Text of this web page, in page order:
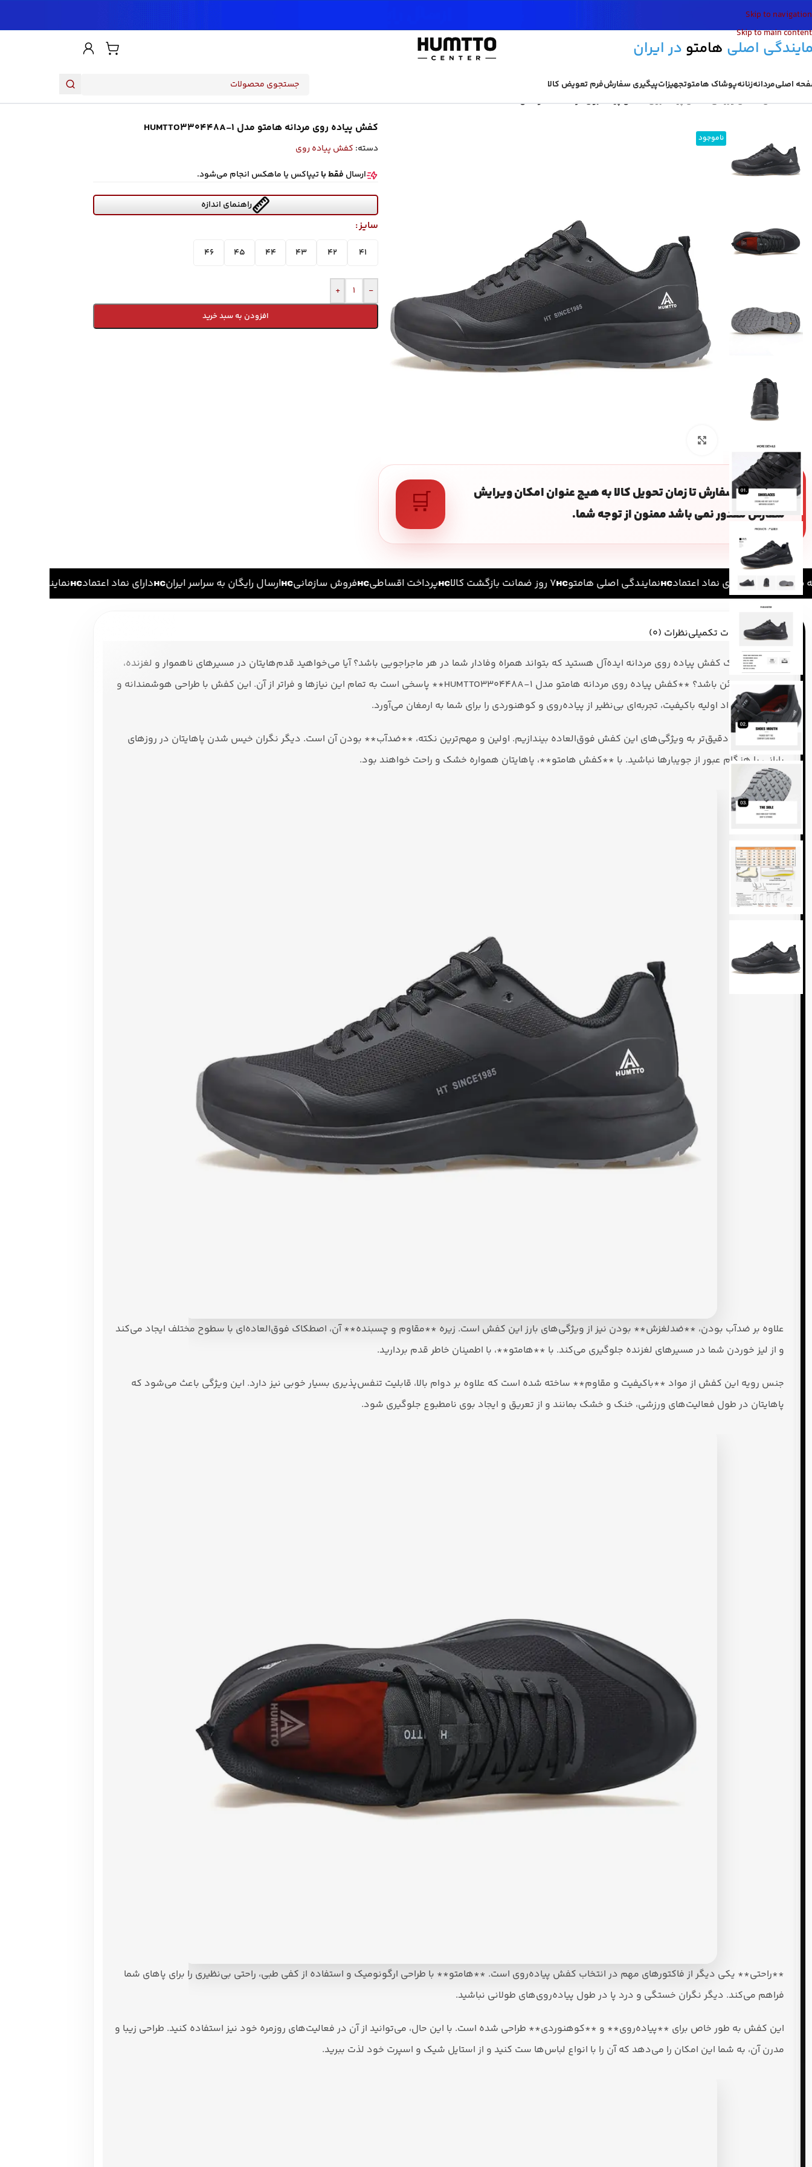
Skip to navigation
Skip to main content
اصلی هامتو در ایران
اصلیمردانهزنانهپوشاک هامتوتجهیزاتپیگیری سفارشفرم تعویض کالا
خانه/کفش/کفش ورزشی/کفش پیاده روی/کفش پیاده روی مردانه هامتو مدل HUMTTO330448A-1
ناموجود
بعد از ثبت سفارش تا زمان تحویل کالا به هیچ عنوان امکان ویرایش
سفارش مقدور نمی باشد ممنون از توجه شما.
🛒
کفش پیاده روی مردانه هامتو مدل HUMTTO330448A-1
دسته: کفش پیاده روی
ارسال فقط باتیپاکس یا ماهکس انجام می‌شود.
راهنمای اندازه
سایز
41
42
43
44
45
46
-
+
افزودن به سبد خرید
ایران دارای نماد اعتماد نمایندگی اصلی هامتو ۷ روز ضمانت بازگشت کالا پرداخت اقساطی فروش سازمانی ارسال رایگان به سراسر ایران دارای نماد اعتماد نمایندگی اصلی
توضیحاتتوضیحات تکمیلینظرات (0)
آیا به دنبال یک کفش پیاده روی مردانه ایده‌آل هستید که بتواند همراه وفادار شما در هر ماجراجویی باشد؟ آیا می‌خواهید قدم‌هایتان در مسیرهای ناهموار و لغزنده،
استوار و مطمئن باشد؟ **کفش پیاده روی مردانه هامتو مدل HUMTTO330448A-1** پاسخی است به تمام این نیازها و فراتر از آن. این کفش با طراحی هوشمندانه و
استفاده از مواد اولیه باکیفیت، تجربه‌ای بی‌نظیر از پیاده‌روی و کوهنوردی را برای شما به ارمغان می‌آورد.
بیایید نگاهی دقیق‌تر به ویژگی‌های این کفش فوق‌العاده بیندازیم. اولین و مهم‌ترین نکته، **ضدآب** بودن آن است. دیگر نگران خیس شدن پاهایتان در روزهای
بارانی یا هنگام عبور از جویبارها نباشید. با **کفش هامتو**، پاهایتان همواره خشک و راحت خواهند بود.
علاوه بر ضدآب بودن، **ضدلغزش** بودن نیز از ویژگی‌های بارز این کفش است. زیره **مقاوم و چسبنده** آن، اصطکاک فوق‌العاده‌ای با سطوح مختلف ایجاد می‌کند
و از لیز خوردن شما در مسیرهای لغزنده جلوگیری می‌کند. با **هامتو**، با اطمینان خاطر قدم بردارید.
جنس رویه این کفش از مواد **باکیفیت و مقاوم** ساخته شده است که علاوه بر دوام بالا، قابلیت تنفس‌پذیری بسیار خوبی نیز دارد. این ویژگی باعث می‌شود که
پاهایتان در طول فعالیت‌های ورزشی، خنک و خشک بمانند و از تعریق و ایجاد بوی نامطبوع جلوگیری شود.
**راحتی** یکی دیگر از فاکتورهای مهم در انتخاب کفش پیاده‌روی است. **هامتو** با طراحی ارگونومیک و استفاده از کفی طبی، راحتی بی‌نظیری را برای پاهای شما
فراهم می‌کند. دیگر نگران خستگی و درد پا در طول پیاده‌روی‌های طولانی نباشید.
این کفش به طور خاص برای **پیاده‌روی** و **کوهنوردی** طراحی شده است. با این حال، می‌توانید از آن در فعالیت‌های روزمره خود نیز استفاده کنید. طراحی زیبا و
مدرن آن، به شما این امکان را می‌دهد که آن را با انواع لباس‌ها ست کنید و از استایل شیک و اسپرت خود لذت ببرید.